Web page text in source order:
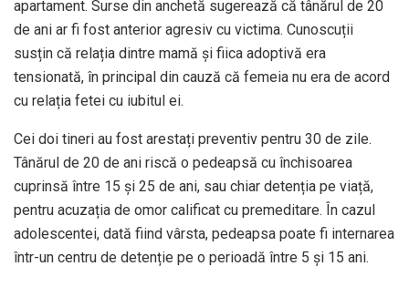
apartament. Surse din anchetă sugerează că tânărul de 20
de ani ar fi fost anterior agresiv cu victima. Cunoscuții
susțin că relația dintre mamă și fiica adoptivă era
tensionată, în principal din cauză că femeia nu era de acord
cu relația fetei cu iubitul ei.
Cei doi tineri au fost arestați preventiv pentru 30 de zile.
Tânărul de 20 de ani riscă o pedeapsă cu închisoarea
cuprinsă între 15 și 25 de ani, sau chiar detenția pe viață,
pentru acuzația de omor calificat cu premeditare. În cazul
adolescentei, dată fiind vârsta, pedeapsa poate fi internarea
într-un centru de detenție pe o perioadă între 5 și 15 ani.